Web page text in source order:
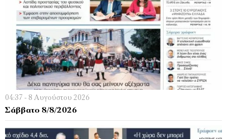
04:37 - 8 Αυγούστου 2026
Σάββατο 8/8/2026